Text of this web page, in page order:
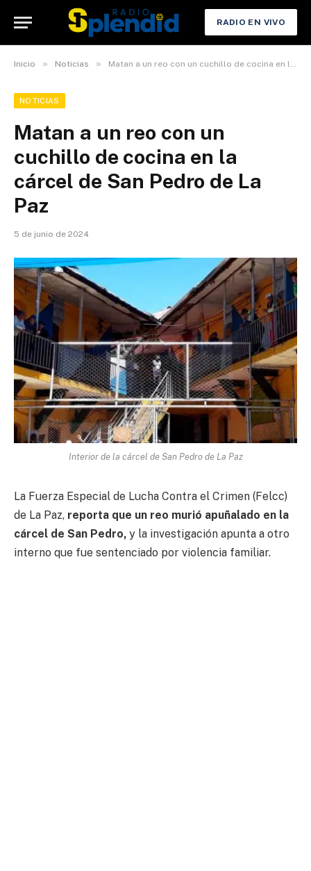
RADIO EN VIVO
Inicio » Noticias » Matan a un reo con un cuchillo de cocina en la cárcel de San Pedro de La Paz
NOTICIAS
Matan a un reo con un
cuchillo de cocina en la
cárcel de San Pedro de La
Paz
5 de junio de 2024
Interior de la cárcel de San Pedro de La Paz
La Fuerza Especial de Lucha Contra el Crimen (Felcc)
de La Paz, reporta que un reo murió apuñalado en la
cárcel de San Pedro, y la investigación apunta a otro
interno que fue sentenciado por violencia familiar.